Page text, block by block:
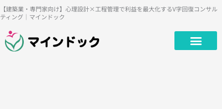
内
容
を
ス
【建築業・専門家向け】心理設計×工程管理で利益を最大化するV字回復コンサル
ティング｜マインドック
検
索
対
象: